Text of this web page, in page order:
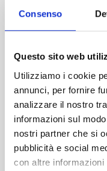
Consenso
Questo sito web
Utilizziamo i cookie
annunci, per fornire
analizzare il nostro
informazioni sul
nostri partner che si
pubblicità e social
con altre
Estate, Inverno
Santuario
cammino
rinascita